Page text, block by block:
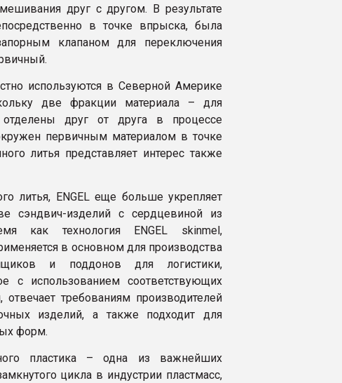
друг с другом. В результате
в точке впрыска, была
клапаном для переключения
используются в Северной Америке
две фракции материала – для
друг от друга в процессе
первичным материалом в точке
литья представляет интерес также
литья, ENGEL еще больше укрепляет
сэндвич-изделий с сердцевиной из
как технология ENGEL skinmel,
в основном для производства
и поддонов для логистики,
с использованием соответствующих
требованиям производителей
изделий, а также подходит для
форм.
пластика – одна из важнейших
цикла в индустрии пластмасс,